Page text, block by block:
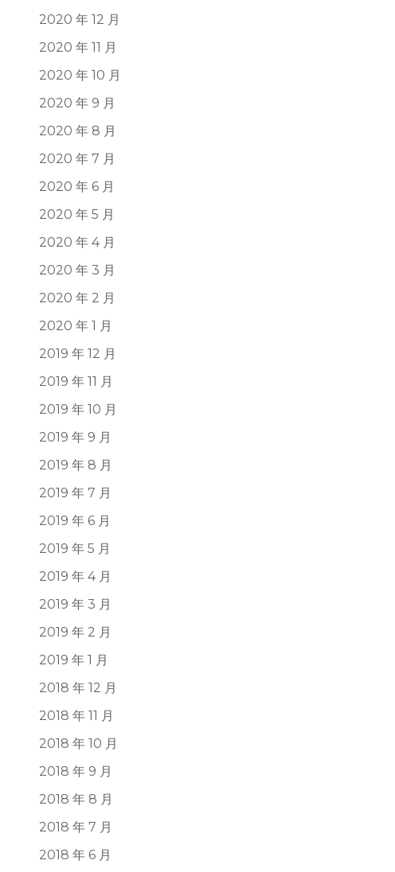
2020 年 12 月
2020 年 11 月
2020 年 10 月
2020 年 9 月
2020 年 8 月
2020 年 7 月
2020 年 6 月
2020 年 5 月
2020 年 4 月
2020 年 3 月
2020 年 2 月
2020 年 1 月
2019 年 12 月
2019 年 11 月
2019 年 10 月
2019 年 9 月
2019 年 8 月
2019 年 7 月
2019 年 6 月
2019 年 5 月
2019 年 4 月
2019 年 3 月
2019 年 2 月
2019 年 1 月
2018 年 12 月
2018 年 11 月
2018 年 10 月
2018 年 9 月
2018 年 8 月
2018 年 7 月
2018 年 6 月